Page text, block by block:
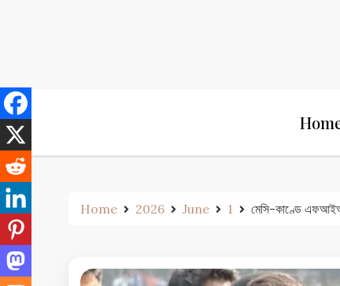
Home 2026 June 1 মেসি-কাণ্ডে